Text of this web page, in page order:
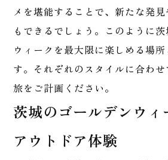
メを堪能することで、新たな発
もできるでしょう。このように
ウィークを最大限に楽しめる場
す。それぞれのスタイルに合わ
旅をご計画ください。
茨城のゴールデンウィ
アウトドア体験